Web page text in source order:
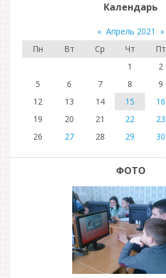
Календарь
« Апрель 2021
»
Пн
Вт Ср Чт Пт
1
2
5
6 7 8 9
12
13 14 15 16
19
20 21 22 23
26
27 28 29 30
ФОТО